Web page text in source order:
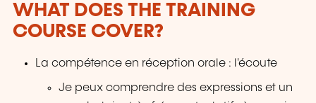
WHAT DOES THE TRAINING
COURSE COVER?
La compétence en réception orale : l'écoute
Je peux comprendre des expressions et un